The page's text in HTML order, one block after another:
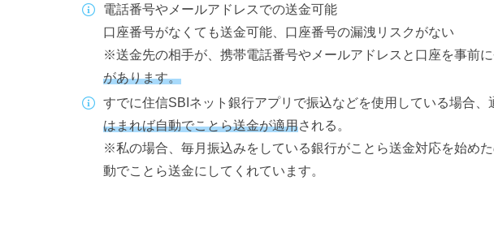
電話番号やメールアドレスでの送金可能
口座番号がなくても送金可能、口座番号の漏洩リスクがない
※送金先の相手が、携帯電話番号やメールアドレスと口座を事前に
があります。
すでに住信SBIネット銀行アプリで振込などを使用している場合、
はまれば自動でことら送金が適用される。
※私の場合、毎月振込みをしている銀行がことら送金対応を始め
動でことら送金にしてくれています。